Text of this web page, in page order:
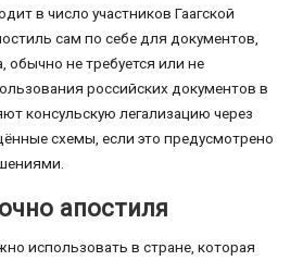
в число участников Гаагской
сам по себе для документов,
обычно не требуется или не
российских документов в
консульскую легализацию через
схемы, если это предусмотрено
апостиля
использовать в стране, которая